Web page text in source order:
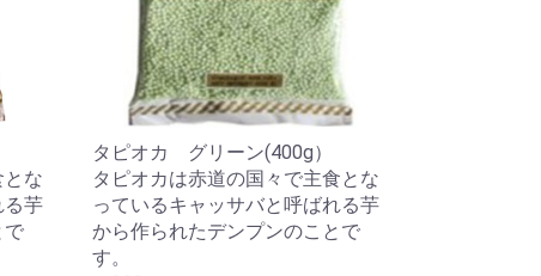
な
る芋
で
タピオカ グリーン(400g）
タピオカは赤道の国々で主食とな
っているキャッサバと呼ばれる芋
から作られたデンプンのことで
す。